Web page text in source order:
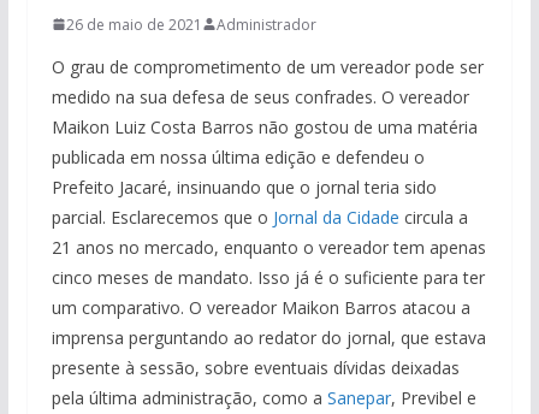
26 de maio de 2021 Administrador
O grau de comprometimento de um vereador pode ser
medido na sua defesa de seus confrades. O vereador
Maikon Luiz Costa Barros não gostou de uma matéria
publicada em nossa última edição e defendeu o
Prefeito Jacaré, insinuando que o jornal teria sido
parcial. Esclarecemos que o Jornal da Cidade circula a
21 anos no mercado, enquanto o vereador tem apenas
cinco meses de mandato. Isso já é o suficiente para ter
um comparativo. O vereador Maikon Barros atacou a
imprensa perguntando ao redator do jornal, que estava
presente à sessão, sobre eventuais dívidas deixadas
pela última administração, como a Sanepar, Previbel e